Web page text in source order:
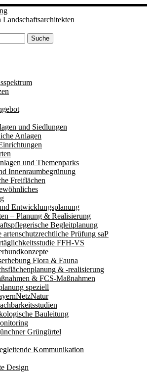
und Siedlungen
Anlagen
und Themenparks
Innenraumbegrünung
Freiflächen
Entwicklungsplanung
– Planung & Realisierung
Begleitplanung
artenschutzrechtliche Prüfung saP
FFH-VS
Flora & Fauna
& -realisierung
& FCS-Maßnahmen
speziell
Bauleitung
Grüngürtel
Kommunikation
Design